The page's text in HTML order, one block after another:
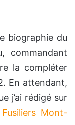
biographie du
commandant
la compléter
En attendant,
j’ai rédigé sur
Fusiliers Mont-